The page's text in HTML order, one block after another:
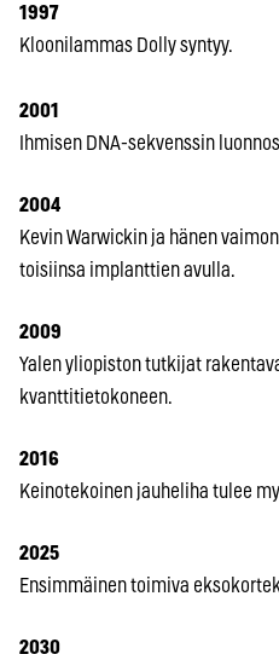
1997
Kloonilammas Dolly syntyy.
2001
Ihmisen DNA-sekvenssin
2004
Kevin Warwickin ja hänen
toisiinsa implanttien avulla.
2009
Yalen yliopiston tutkijat
kvanttitietokoneen.
2016
Keinotekoinen jauheliha tulee
2025
Ensimmäinen toimiva
2030